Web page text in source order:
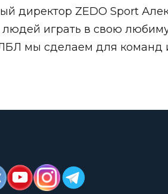
директор ZEDO Sport
играть в свою
мы сделаем для команд